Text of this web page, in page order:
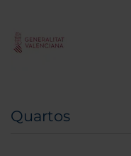
Quartos